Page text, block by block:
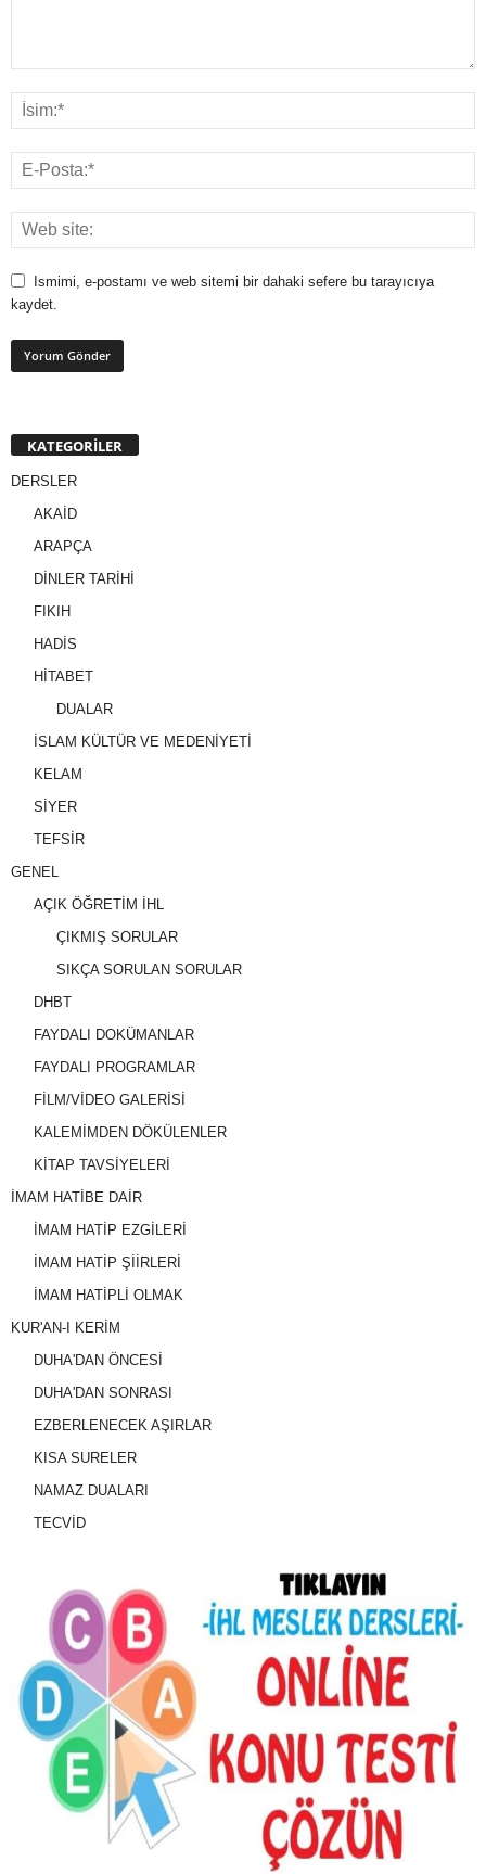
Ismimi, e-postamı ve web sitemi bir dahaki sefere bu tarayıcıya
kaydet.
KATEGORİLER
DERSLER
AKAİD
ARAPÇA
DİNLER TARİHİ
FIKIH
HADİS
HİTABET
DUALAR
İSLAM KÜLTÜR VE MEDENİYETİ
KELAM
SİYER
TEFSİR
GENEL
AÇIK ÖĞRETİM İHL
ÇIKMIŞ SORULAR
SIKÇA SORULAN SORULAR
DHBT
FAYDALI DOKÜMANLAR
FAYDALI PROGRAMLAR
FİLM/VİDEO GALERİSİ
KALEMİMDEN DÖKÜLENLER
KİTAP TAVSİYELERİ
İMAM HATİBE DAİR
İMAM HATİP EZGİLERİ
İMAM HATİP ŞİİRLERİ
İMAM HATİPLİ OLMAK
KUR'AN-I KERİM
DUHA'DAN ÖNCESİ
DUHA'DAN SONRASI
EZBERLENECEK AŞIRLAR
KISA SURELER
NAMAZ DUALARI
TECVİD